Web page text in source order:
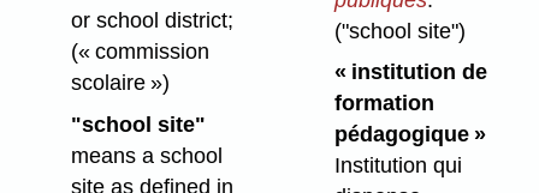
or school district;
(« commission
scolaire »)
"school site"
means a school
site as defined in
("school site")
« institution de
formation
pédagogique »
Institution qui